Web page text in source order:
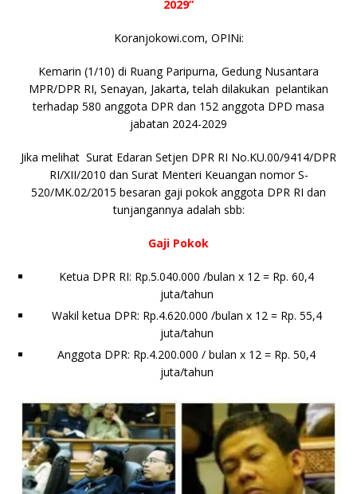
o
k
p
p
Li
n
k e
r
2029”
Koranjokowi.com, OPINi:
Kemarin (1/10) di Ruang Paripurna, Gedung Nusantara
MPR/DPR RI, Senayan, Jakarta, telah dilakukan pelantikan
terhadap 580 anggota DPR dan 152 anggota DPD masa
jabatan 2024-2029
Jika melihat Surat Edaran Setjen DPR RI No.KU.00/9414/DPR
RI/XII/2010 dan Surat Menteri Keuangan nomor S-
520/MK.02/2015 besaran gaji pokok anggota DPR RI dan
tunjangannya adalah sbb:
Gaji Pokok
Ketua DPR RI: Rp.5.040.000 /bulan x 12 = Rp. 60,4
juta/tahun
Wakil ketua DPR: Rp.4.620.000 /bulan x 12 = Rp. 55,4
juta/tahun
Anggota DPR: Rp.4.200.000 / bulan x 12 = Rp. 50,4
juta/tahun